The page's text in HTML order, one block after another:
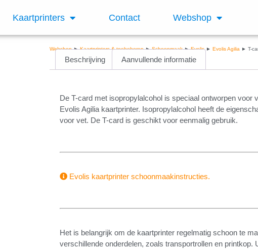
Kaartprinters Contact Webshop
Webshop►Kaartprinters & toebehoren►Schoonmaak►Evolis►Evolis Agilia ► T-
Beschrijving Aanvullende informatie
De T-card met isopropylalcohol is speciaal ontworpen voor
Evolis Agilia kaartprinter. Isopropylalcohol heeft de
voor vet. De T-card is geschikt voor eenmalig gebruik.
Evolis kaartprinter schoonmaakinstructies.
Het is belangrijk om de kaartprinter regelmatig schoon te
verschillende onderdelen, zoals transportrollen en